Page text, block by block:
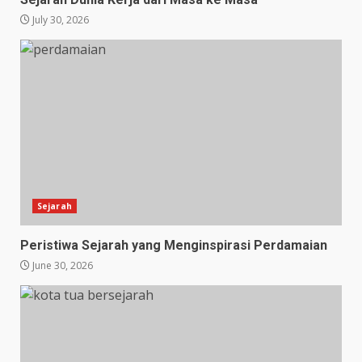
July 30, 2026
Sejarah
Peristiwa Sejarah yang Menginspirasi Perdamaian
June 30, 2026